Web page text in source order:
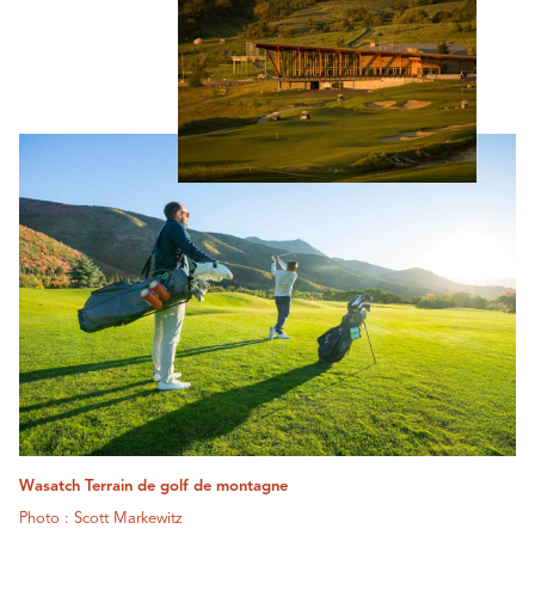
Wasatch Terrain de golf de montagne
Photo : Scott Markewitz